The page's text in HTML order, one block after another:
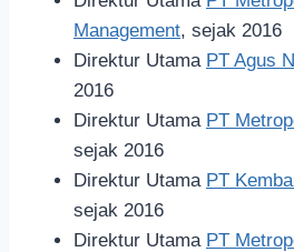
Management, sejak 2016
Direktur Utama PT Agus
2016
Direktur Utama PT
sejak 2016
Direktur Utama PT
sejak 2016
Direktur Utama PT